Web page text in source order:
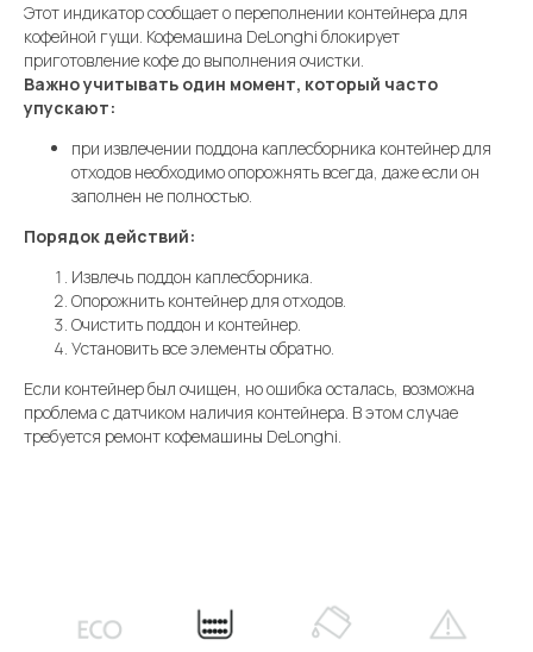
Этот индикатор сообщает о переполнении контейнера для
кофейной гущи. Кофемашина DeLonghi блокирует
приготовление кофе до выполнения очистки.
Важно учитывать один момент, который часто
упускают:
при извлечении поддона каплесборника контейнер для
отходов необходимо опорожнять всегда, даже если он
заполнен не полностью.
Порядок действий:
Извлечь поддон каплесборника.
Опорожнить контейнер для отходов.
Очистить поддон и контейнер.
Установить все элементы обратно.
Если контейнер был очищен, но ошибка осталась, возможна
проблема с датчиком наличия контейнера. В этом случае
требуется ремонт кофемашины DeLonghi.